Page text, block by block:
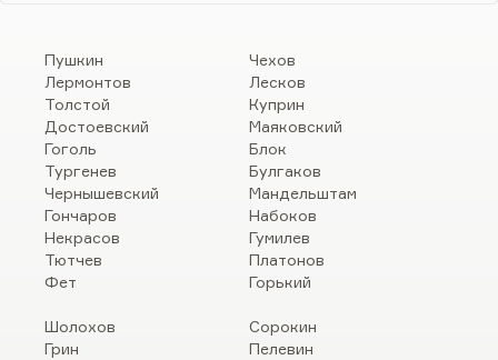
Пушкин
Лермонтов
Толстой
Достоевский
Гоголь
Тургенев
Чернышевский
Гончаров
Некрасов
Тютчев
Фет
Чехов
Лесков
Куприн
Маяковский
Блок
Булгаков
Мандельштам
Набоков
Гумилев
Платонов
Горький
Шолохов
Грин
Сорокин
Пелевин